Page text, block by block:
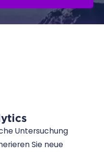
Untersuchung
Sie neue